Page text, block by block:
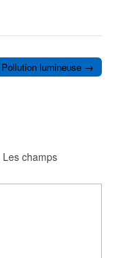
Pollution lumineuse →
Les champs